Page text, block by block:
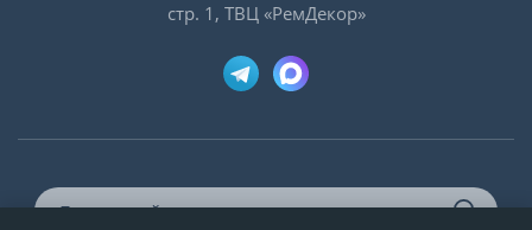
стр. 1, ТВЦ «РемДекор»